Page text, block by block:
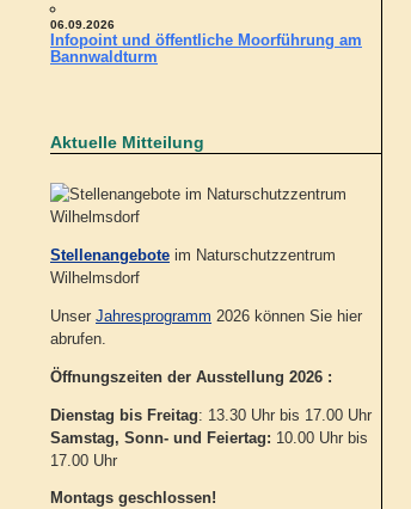
06.09.2026
Infopoint und öffentliche Moorführung am
Bannwaldturm
Aktuelle Mitteilung
Stellenangebote im Naturschutzzentrum
Wilhelmsdorf
Unser Jahresprogramm 2026 können Sie hier
abrufen.
Öffnungszeiten der Ausstellung 2026 :
Dienstag bis Freitag: 13.30 Uhr bis 17.00 Uhr
Samstag, Sonn- und Feiertag: 10.00 Uhr bis
17.00 Uhr
Montags geschlossen!